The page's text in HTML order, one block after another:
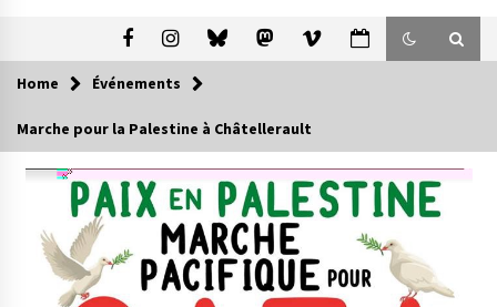
Home Événements
Marche pour la Palestine à Châtellerault